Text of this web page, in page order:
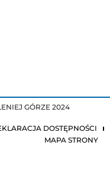
GÓRZE 2024
DOSTĘPNOŚCI
MAPA STRONY